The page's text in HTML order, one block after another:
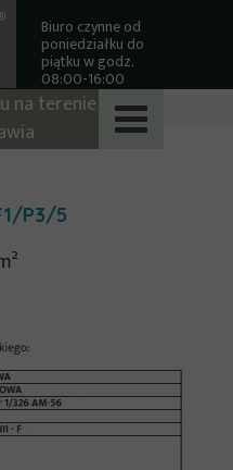
Biuro czynne od
poniedziałku do
piątku w godz.
08:00-16:00
na terenie
P3/5